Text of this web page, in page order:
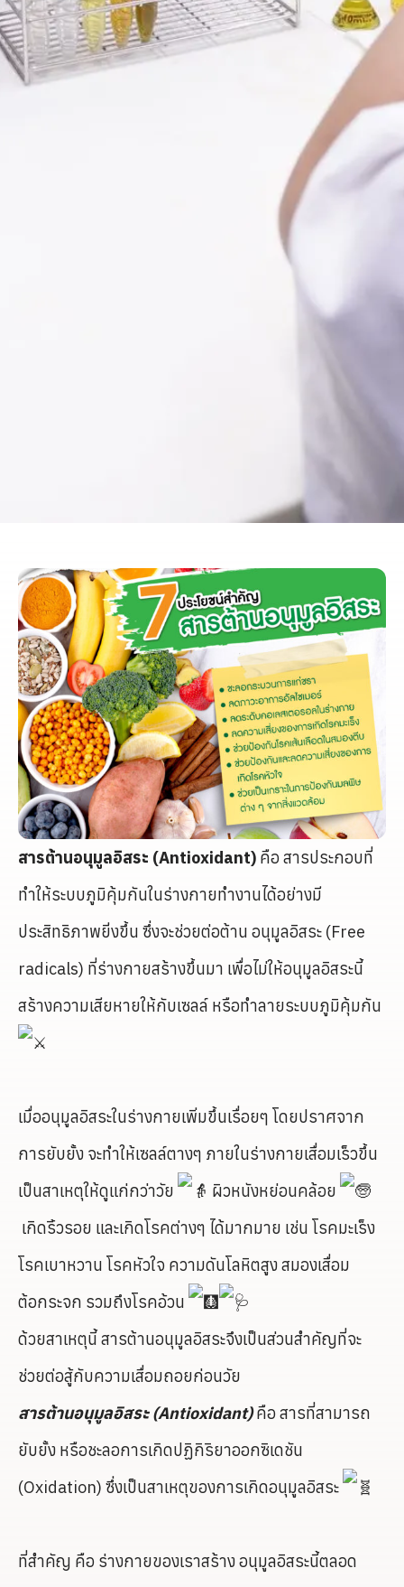
สารต้านอนุมูลอิสระ (Antioxidant) คือ สารประกอบที่
ทำให้ระบบภูมิคุ้มกันในร่างกายทำงานได้อย่างมี
ประสิทธิภาพยิ่งขึ้น ซึ่งจะช่วยต่อต้าน อนุมูลอิสระ (Free
radicals) ที่ร่างกายสร้างขึ้นมา เพื่อไม่ให้อนุมูลอิสระนี้
สร้างความเสียหายให้กับเซลล์ หรือทำลายระบบภูมิคุ้มกัน
เมื่ออนุมูลอิสระในร่างกายเพิ่มขึ้นเรื่อยๆ โดยปราศจาก
การยับยั้ง จะทำให้เซลล์ตางๆ ภายในร่างกายเสื่อมเร็วขึ้น
เป็นสาเหตุให้ดูแก่กว่าวัย
ผิวหนังหย่อนคล้อย
เกิดริ้วรอย และเกิดโรคต่างๆ ได้มากมาย เช่น โรคมะเร็ง
โรคเบาหวาน โรคหัวใจ ความดันโลหิตสูง สมองเสื่อม
ต้อกระจก รวมถึงโรคอ้วน
ด้วยสาเหตุนี้ สารต้านอนุมูลอิสระจึงเป็นส่วนสำคัญที่จะ
ช่วยต่อสู้กับความเสื่อมถอยก่อนวัย
สารต้านอนุมูลอิสระ (Antioxidant)คือ สารที่สามารถ
ยับยั้ง หรือชะลอการเกิดปฏิกิริยาออกซิเดชัน
(Oxidation) ซึ่งเป็นสาเหตุของการเกิดอนุมูลอิสระ
ที่สำคัญ คือ ร่างกายของเราสร้าง อนุมูลอิสระนี้ตลอด